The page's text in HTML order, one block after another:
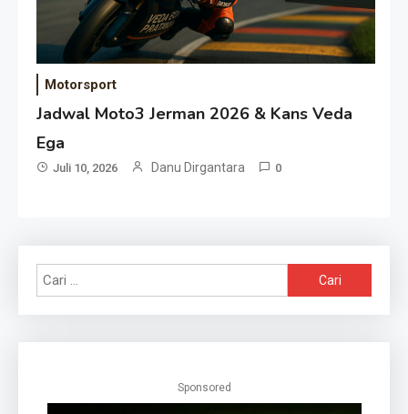
Motorsport
Jadwal Moto3 Jerman 2026 & Kans Veda
Ega
Juli 10, 2026 Danu Dirgantara 0
untuk:
Sponsored